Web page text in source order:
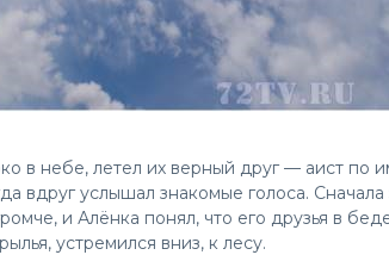
в небе, летел их верный друг — аист по
вдруг услышал знакомые голоса.
и Алёнка понял, что его друзья в
устремился вниз, к лесу.